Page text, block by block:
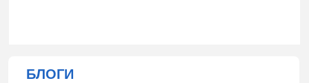
БЛОГИ